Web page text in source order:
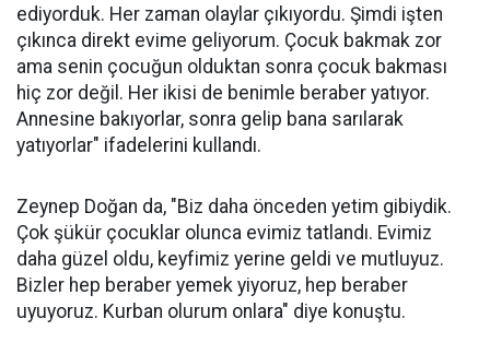
ediyorduk. Her zaman olaylar çıkıyordu. Şimdi işten
çıkınca direkt evime geliyorum. Çocuk bakmak zor
ama senin çocuğun olduktan sonra çocuk bakması
hiç zor değil. Her ikisi de benimle beraber yatıyor.
Annesine bakıyorlar, sonra gelip bana sarılarak
yatıyorlar" ifadelerini kullandı.
Zeynep Doğan da, "Biz daha önceden yetim gibiydik.
Çok şükür çocuklar olunca evimiz tatlandı. Evimiz
daha güzel oldu, keyfimiz yerine geldi ve mutluyuz.
Bizler hep beraber yemek yiyoruz, hep beraber
uyuyoruz. Kurban olurum onlara" diye konuştu.